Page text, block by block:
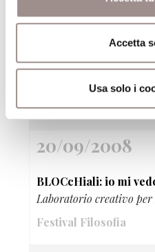
Accetta
Usa solo i
20/09/2008
Bloch notes: la
Laboratorio grafico-
Festival Filosofia
20/09/2008
BLOCcHiali: io mi
Laboratorio creativo
Festival Filosofia